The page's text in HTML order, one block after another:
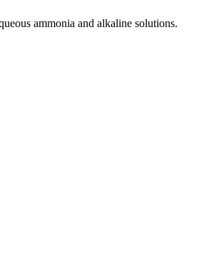
ammonia and alkaline solutions.